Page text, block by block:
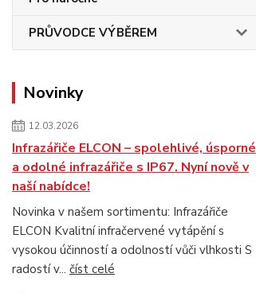
PRŮVODCE VÝBĚREM
Novinky
12.03.2026
Infrazářiče ELCON – spolehlivé, úsporné
a odolné infrazářiče s IP67. Nyní nově v
naší nabídce!
Novinka v našem sortimentu: Infrazářiče
ELCON Kvalitní infračervené vytápění s
vysokou účinností a odolností vůči vlhkosti S
radostí v... číst celé